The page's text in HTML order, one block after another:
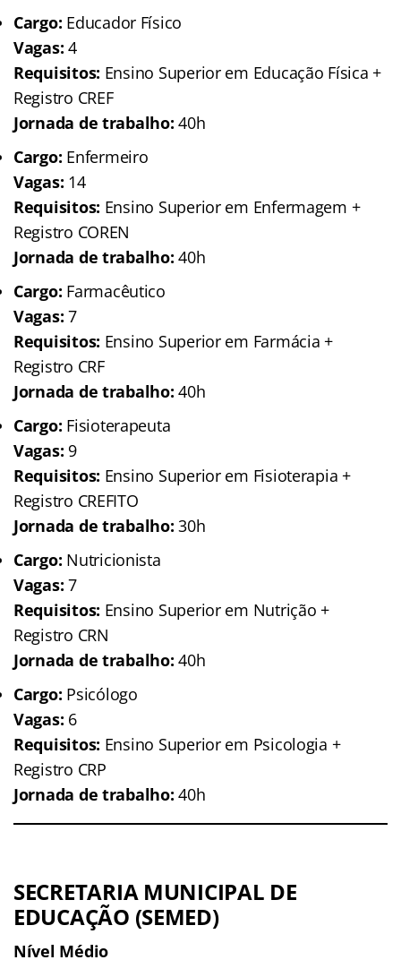
Cargo: Educador Físico
Vagas: 4
Requisitos: Ensino Superior em Educação Física +
Registro CREF
Jornada de trabalho: 40h
Cargo: Enfermeiro
Vagas: 14
Requisitos: Ensino Superior em Enfermagem +
Registro COREN
Jornada de trabalho: 40h
Cargo: Farmacêutico
Vagas: 7
Requisitos: Ensino Superior em Farmácia +
Registro CRF
Jornada de trabalho: 40h
Cargo: Fisioterapeuta
Vagas: 9
Requisitos: Ensino Superior em Fisioterapia +
Registro CREFITO
Jornada de trabalho: 30h
Cargo: Nutricionista
Vagas: 7
Requisitos: Ensino Superior em Nutrição +
Registro CRN
Jornada de trabalho: 40h
Cargo: Psicólogo
Vagas: 6
Requisitos: Ensino Superior em Psicologia +
Registro CRP
Jornada de trabalho: 40h
SECRETARIA MUNICIPAL DE
EDUCAÇÃO (SEMED)
Nível Médio